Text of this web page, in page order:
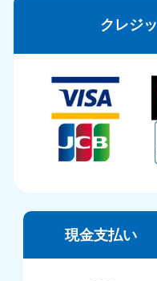
クレジ
現金支払い